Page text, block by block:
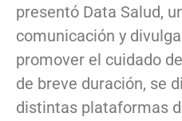
presentó Data Salud,
comunicación y
promover el cuidado
de breve duración, se
distintas plataformas